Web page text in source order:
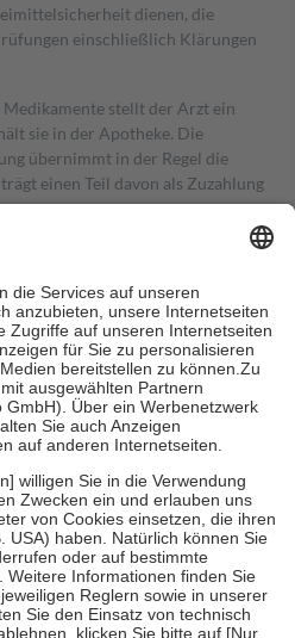
dienen, die
einschließlich Klärungen
stellt der Arzt ein
sie in der Apotheke. Die
übernimmt in der Regel die
einen Teil davon als Zuzahlung
Zuzahlungen in Höhe von zehn
nie mehr als die tatsächlichen
auch für Online-Apotheken.
beträgt die
sowie zehn Euro je
für ihre eigene Gesundheit zu
der Familie zu unterstützen,
zum vollendeten 18. Lebensjahr
und Früherkennung, die von der